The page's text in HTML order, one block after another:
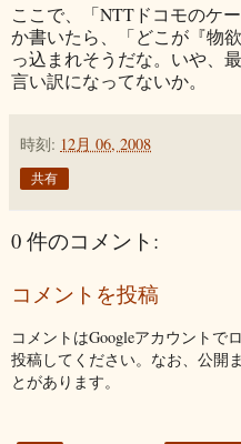
ここで、「NTTドコモのケ
か書いたら、「どこが『物
っ込まれそうだな。いや、
言い訳になってないか。
時刻: 12月 06, 2008
共有
0 件のコメント:
コメントを投稿
コメントはGoogleアカウントで
投稿してください。なお、公開
とがあります。